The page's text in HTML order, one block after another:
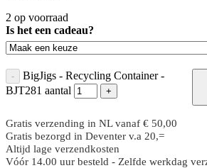
2 op voorraad
Is het een cadeau?
-
BigJigs - Recycling Container -
BJT281 aantal
+
Gratis verzending in NL vanaf € 50,00
Gratis bezorgd in Deventer v.a 20,=
Altijd lage verzendkosten
Vóór 14.00 uur besteld - Zelfde werkdag